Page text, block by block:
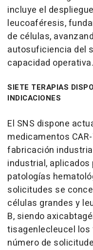
incluye el
leucoaféresis,
de células,
autosuficiencia del
capacidad operativa.
SIETE TERAPIAS
INDICACIONES
El SNS dispone
medicamentos
fabricación
industrial,
patologías
solicitudes se
células grandes y
B, siendo
tisagenlecleucel
número de